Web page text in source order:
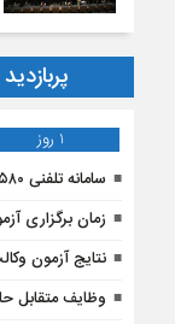
1 روز
سامانه تلفنی ۱۵۸۰ ؛ معرفی قاضی، کارمند، وکیل و کارشناس متخلف
زمان برگزاری آزمون وکالت
نتایج آزمون وکالت سال ۱۴۰۴ کانون وکلای
وظایف متقابل